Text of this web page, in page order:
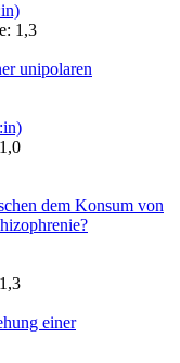
1,3
unipolaren
dem Konsum von
einer